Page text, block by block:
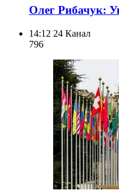
Олег Рибачук:
14:12 24 Канал
796